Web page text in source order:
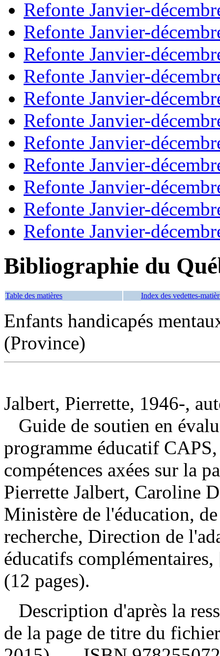
Refonte Janvier-
Refonte Janvier-
Refonte Janvier-
Refonte Janvier-
Refonte Janvier-
Refonte Janvier-
Refonte Janvier-
Refonte Janvier-
Refonte Janvier-
Refonte Janvier-
Refonte Janvier-
Bibliographie du
Table des matières Index des vedettes-
Enfants handicapés
(Province)
Jalbert, Pierrette, 1946-,
Guide de soutien en
programme éducatif
compétences axées sur la
Pierrette Jalbert, Caroline
Ministère de l'éducation,
recherche, Direction de
éducatifs
(12 pages).
Description d'après la
de la page de titre du